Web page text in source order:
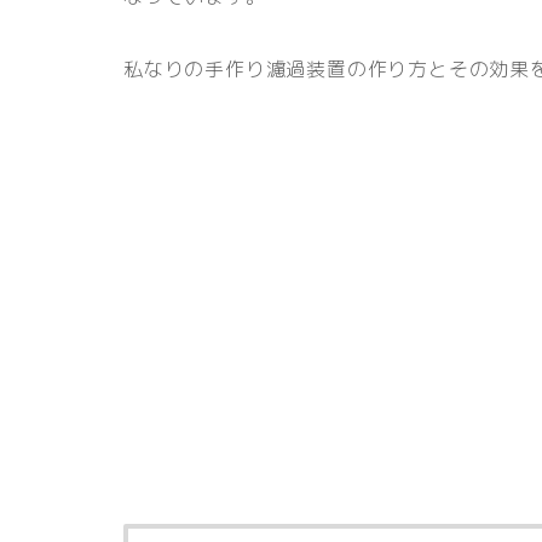
私なりの手作り濾過装置の作り方とその効果